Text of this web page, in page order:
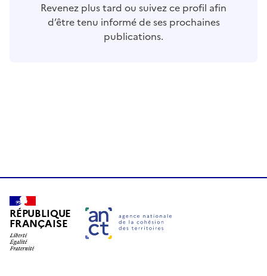
Revenez plus tard ou suivez ce profil afin
d’être tenu informé de ses prochaines
publications.
RÉPUBLIQUE
FRANÇAISE